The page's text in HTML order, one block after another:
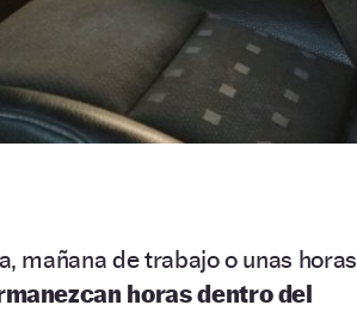
mañana de trabajo o unas horas
horas dentro del